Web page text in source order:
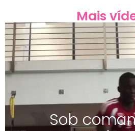
Mais
Sob